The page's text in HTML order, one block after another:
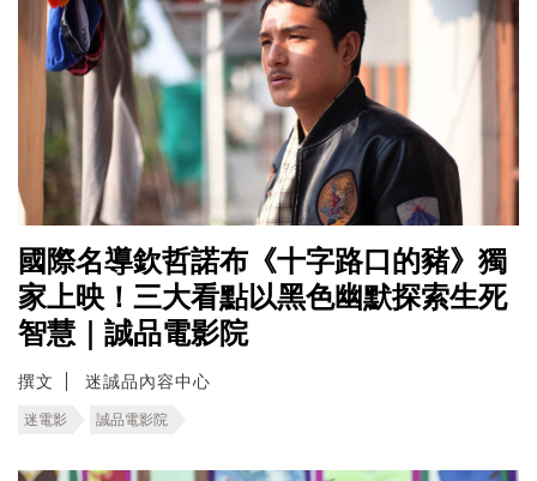
國際名導欽哲諾布《十字路口的豬》獨
家上映！三大看點以黑色幽默探索生死
智慧｜誠品電影院
撰文 迷誠品內容中心
迷電影 誠品電影院